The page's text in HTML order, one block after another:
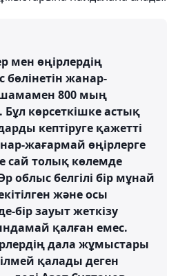
мен өңірлердің
бөлінетін жанар-
800 мың
көрсеткішке астық
кептіруге қажетті
жағармай өңірлерге
сай толық көлемде
облыс белгілі бір мұнай
және осы
бір зауыт жеткізу
қалған емес.
дала жұмыстары
қалады деген